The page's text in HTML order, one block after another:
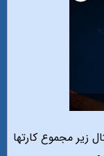
زیر مجموع کارتها